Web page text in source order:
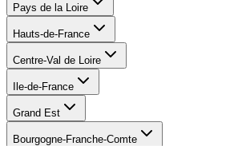
Pays de la Loire
Hauts-de-France
Centre-Val de Loire
Ile-de-France
Grand Est
Bourgogne-Franche-Comte